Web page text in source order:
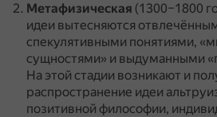
Метафизическая (1300–1800
идеи вытесняются
спекулятивными понятиями,
сущностями» и выдуманными
На этой стадии возникают и
распространение идеи
позитивной философии,